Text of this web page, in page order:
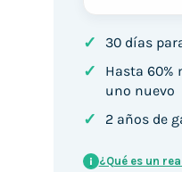
✓ 30 días
✓
Hasta 60%
uno nuevo
✓ 2 años de
i ¿Qué es un